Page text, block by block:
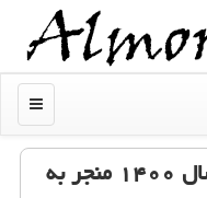
منو
پروانه های چرای دام تا آخر سال ۱۴۰۰ منجر به